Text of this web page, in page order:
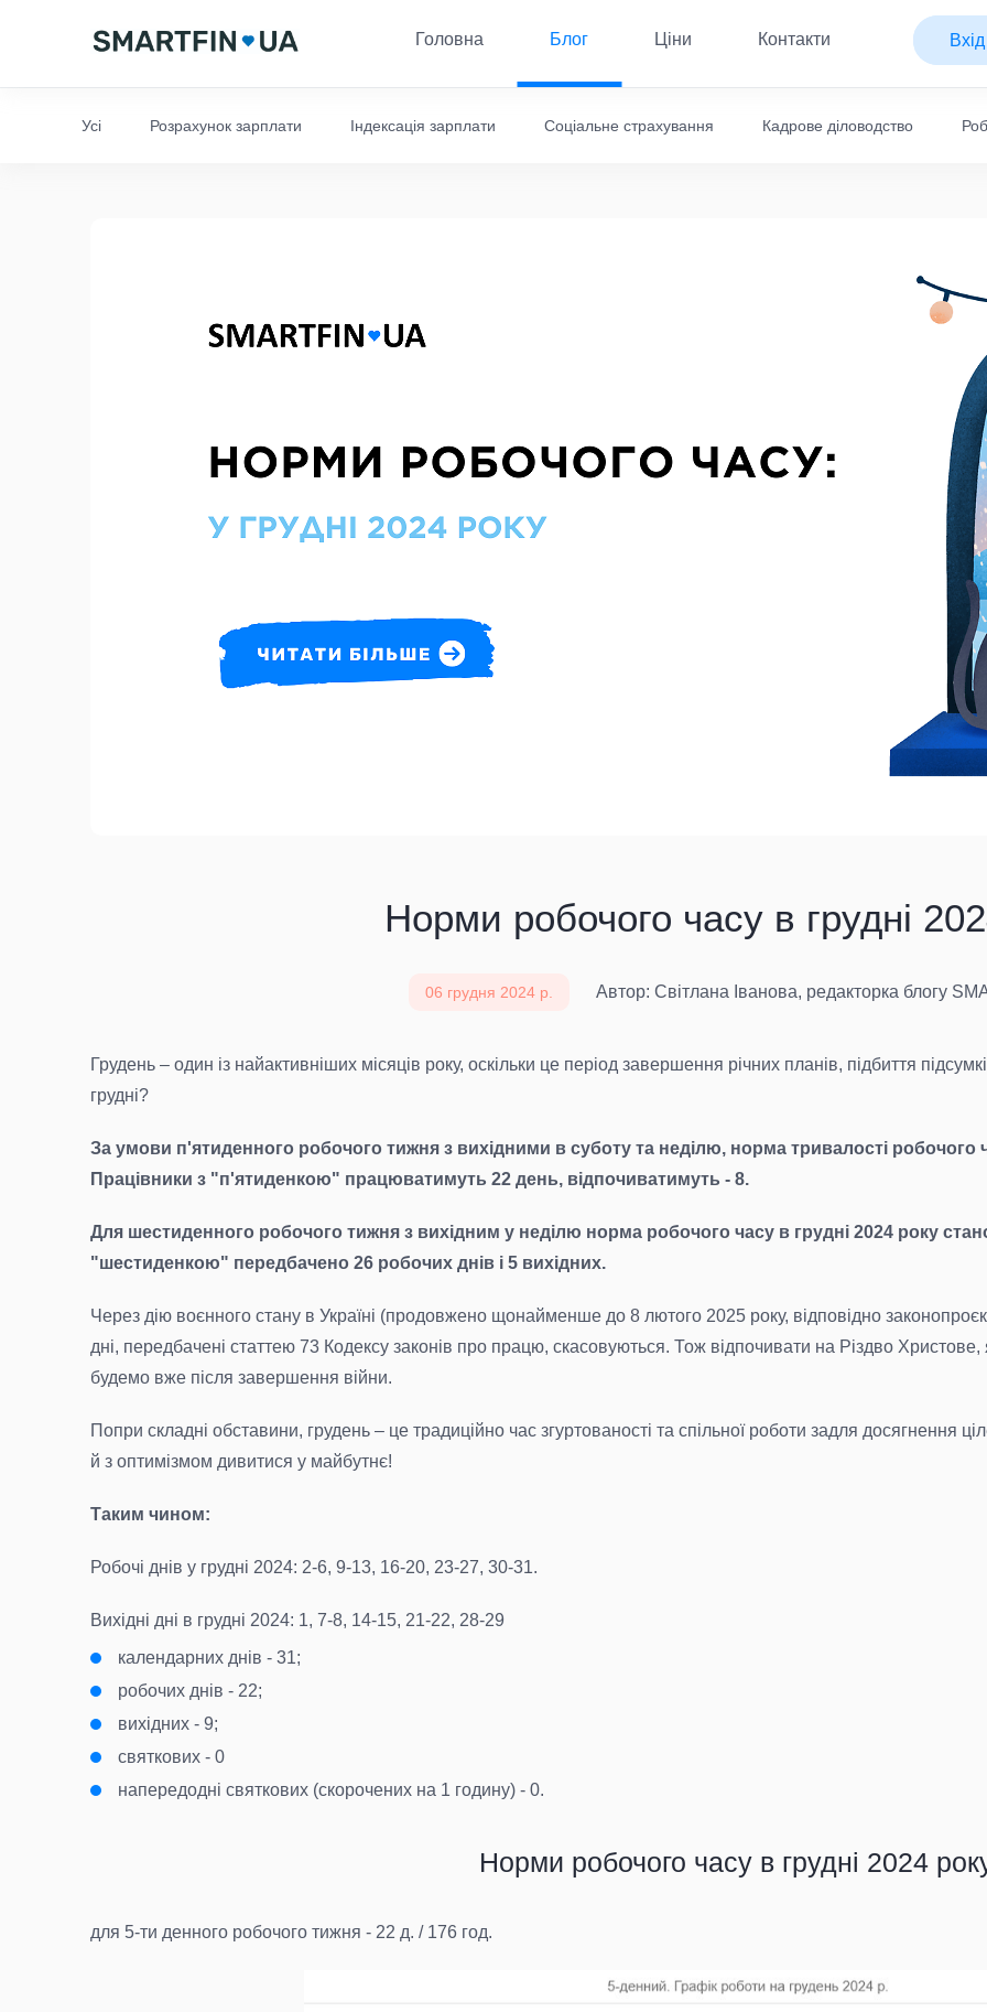
Головна Блог Ціни Контакти Вхід
Усі Розрахунок зарплати Індексація зарплати Соціальне страхування Кадрове діловодство
Норми робочого часу в грудні
06 грудня 2024 р. Автор: Світлана Іванова, редакторка блогу
Грудень – один із найактивніших місяців року, оскільки це період завершення річних планів, підбиття
грудні?
За умови п'ятиденного робочого тижня з вихідними в суботу та неділю, норма тривалості робочого
Працівники з "п'ятиденкою" працюватимуть 22 день, відпочиватимуть - 8.
Для шестиденного робочого тижня з вихідним у неділю норма робочого часу в грудні 2024 року
"шестиденкою" передбачено 26 робочих днів і 5 вихідних.
Через дію воєнного стану в Україні (продовжено щонайменше до 8 лютого 2025 року, відповідно
дні, передбачені статтею 73 Кодексу законів про працю, скасовуються. Тож відпочивати на Різдво Христове,
будемо вже після завершення війни.
Попри складні обставини, грудень – це традиційно час згуртованості та спільної роботи задля досягнення
й з оптимізмом дивитися у майбутнє!
Таким чином:
Робочі днів у грудні 2024: 2-6, 9-13, 16-20, 23-27, 30-31.
Вихідні дні в грудні 2024: 1, 7-8, 14-15, 21-22, 28-29
календарних днів - 31;
робочих днів - 22;
вихідних - 9;
святкових - 0
напередодні святкових (скорочених на 1 годину) - 0.
Норми робочого часу в грудні 2024
для 5-ти денного робочого тижня - 22 д. / 176 год.